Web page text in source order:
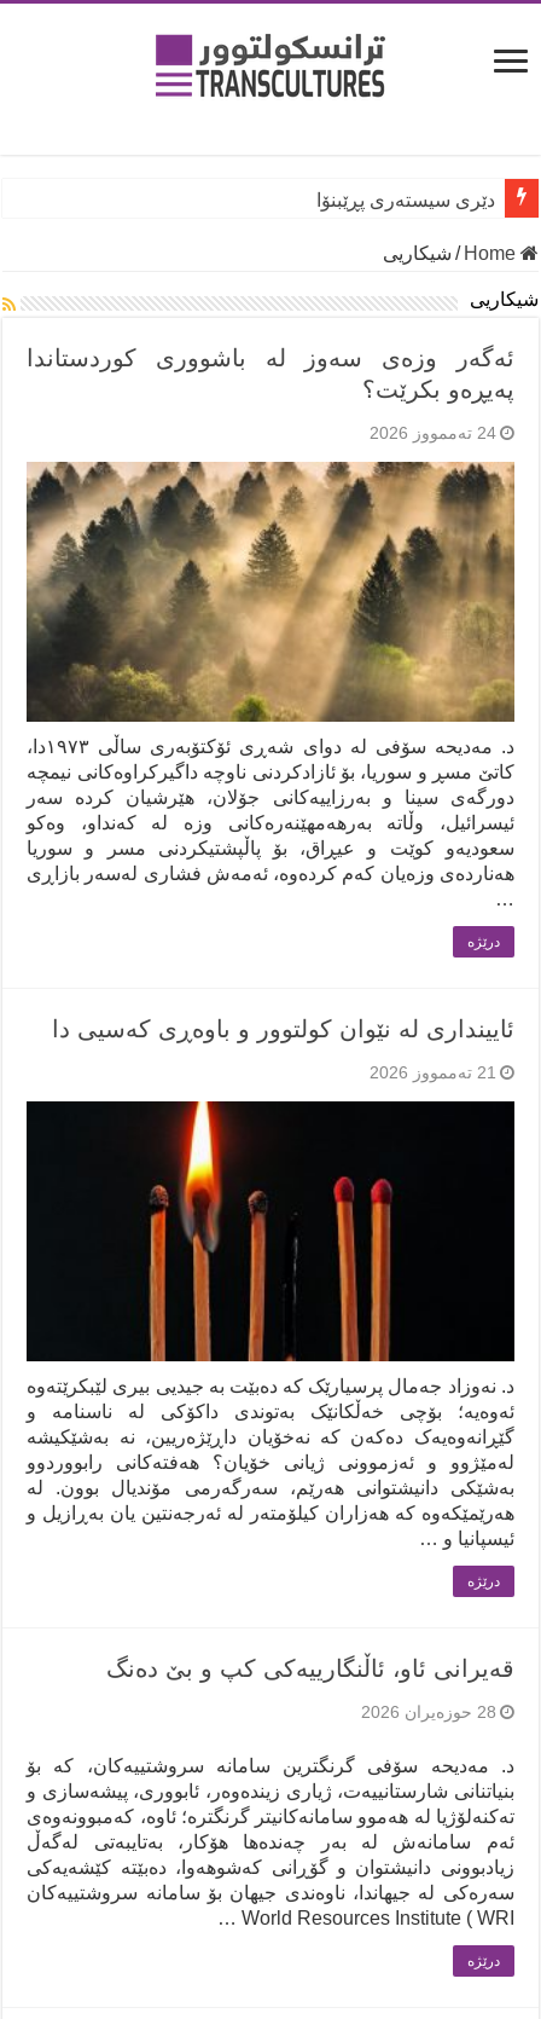
دێری سیستەری پڕێبنۆا
Home
/ شیكاریی
شیكاریی
ئەگەر وزەی سەوز لە باشووری کوردستاندا
پەیڕەو بکرێت؟
24 تەممووز 2026
د. مەدیحە سۆفی لە دوای شەڕی ئۆکتۆبەری ساڵی ١٩٧٣دا،
کاتێ مسڕ و سوریا، بۆ ئازادکردنی ناوچە داگیرکراوەکانی نیمچە
دورگەی سینا و بەرزاییەکانی جۆلان، هێرشیان کردە سەر
ئیسرائیل، وڵاتە بەرهەمهێنەرەکانی وزە لە کەنداو، وەکو
سعودیەو کوێت و عیڕاق، بۆ پاڵپشتیکردنی مسر و سوریا
هەناردەی وزەیان کەم کردەوە، ئەمەش فشاری لەسەر بازاڕی
…
درێژه‌
ئایینداری لە نێوان کولتوور و باوەڕی کەسیی دا
21 تەممووز 2026
د. نەوزاد جەمال پرسیارێک کە دەبێت بە جیدیی بیری لێبکرێتەوە
ئەوەیە؛ بۆچی خەڵکانێک بەتوندی داکۆکی لە ناسنامە و
گێڕانەوەیەک دەکەن کە نەخۆیان داڕێژەریین، نە بەشێکیشە
لەمێژوو و ئەزموونی ژیانی خۆیان؟ هەفتەکانی رابووردوو
بەشێکی دانیشتوانی هەرێم، سەرگەرمی مۆندیال بوون. لە
هەرێمێکەوە کە هەزاران کیلۆمتەر لە ئەرجەنتین یان بەڕازیل و
ئیسپانیا و …
درێژه‌
قەیرانی ئاو، ئاڵنگارییەکی کپ و بێ دەنگ
28 حوزه‌یران 2026
د. مەدیحە سۆفی گرنگترین سامانە سروشتییەکان، کە بۆ
بنیاتنانی شارستانییەت، ژیاری زیندەوەر، ئابووری، پیشەسازی و
تەکنەلۆژیا لە هەموو سامانەکانیتر گرنگترە؛ ئاوە، کەمبوونەوەی
ئەم سامانەش لە بەر چەندەها هۆکار، بەتایبەتی لەگەڵ
زیادبوونی دانیشتوان و گۆڕانی کەشوهەوا، دەبێتە کێشەیەکی
سەرەکی لە جیهاندا، ناوەندی جیهان بۆ سامانە سروشتییەکان
World Resources Institute ( WRI …
درێژه‌